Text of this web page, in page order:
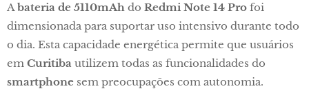
Abateria de 5110mAh do Redmi Note 14 Pro foi
dimensionada para suportar uso intensivo durante todo
o dia. Esta capacidade energética permite que usuários
em Curitiba utilizem todas as funcionalidades do
smartphone sem preocupações com autonomia.